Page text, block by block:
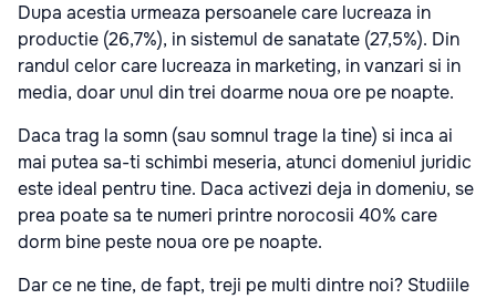
Dupa acestia urmeaza persoanele care lucreaza in
productie (26,7%), in sistemul de sanatate (27,5%). Din
randul celor care lucreaza in marketing, in vanzari si in
media, doar unul din trei doarme noua ore pe noapte.
Daca trag la somn (sau somnul trage la tine) si inca ai
mai putea sa-ti schimbi meseria, atunci domeniul juridic
este ideal pentru tine. Daca activezi deja in domeniu, se
prea poate sa te numeri printre norocosii 40% care
dorm bine peste noua ore pe noapte.
Dar ce ne tine, de fapt, treji pe multi dintre noi? Studiile